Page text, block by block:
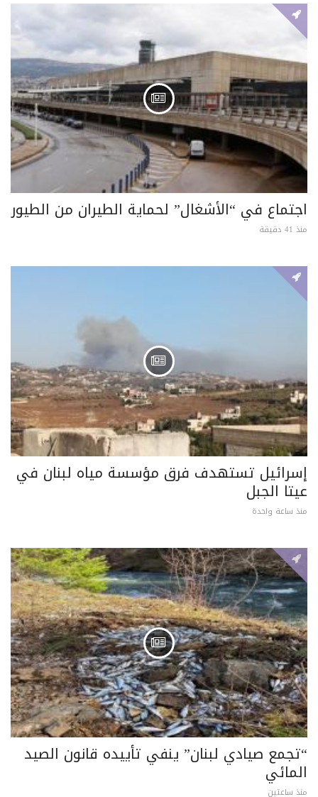
اجتماع في “الأشغال” لحماية الطيران من الطيور
منذ 41 دقيقة
إسرائيل تستهدف فرق مؤسسة مياه لبنان في
عيتا الجبل
منذ ساعة واحدة
“تجمع صيادي لبنان” ينفي تأييده قانون الصيد
المائي
منذ ساعتين